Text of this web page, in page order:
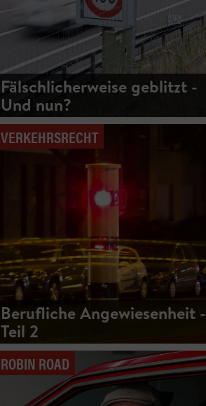
Fälschlicherweise geblitzt -
Und nun?
VERKEHRSRECHT
Berufliche Angewiesenheit -
Teil 2
ROBIN ROAD